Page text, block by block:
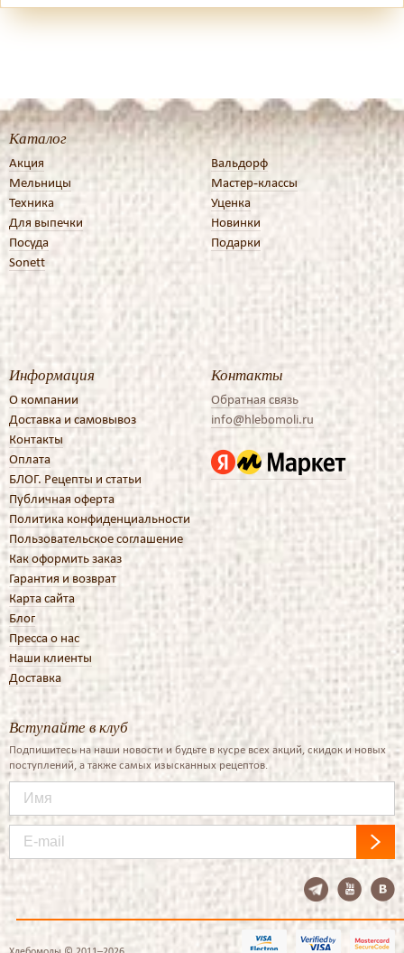
Каталог
Акция
Мельницы
Техника
Для выпечки
Посуда
Sonett
Вальдорф
Мастер-классы
Уценка
Новинки
Подарки
Информация
О компании
Доставка и самовывоз
Контакты
Оплата
БЛОГ. Рецепты и статьи
Публичная оферта
Политика конфиденциальности
Пользовательское соглашение
Как оформить заказ
Гарантия и возврат
Карта сайта
Блог
Пресса о нас
Наши клиенты
Доставка
Контакты
Обратная связь
info@hlebomoli.ru
Вступайте в клуб
Подпишитесь на наши новости и будьте в кусре всех акций, скидок и новых
поступлений, а также самых изысканных рецептов.